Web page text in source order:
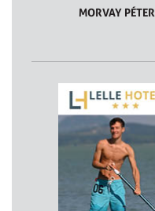
MORVAY PÉTER